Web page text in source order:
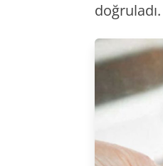
doğruladı.